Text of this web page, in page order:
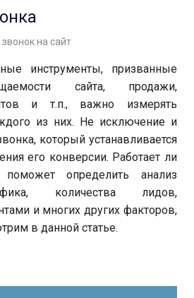
на сайт
инструменты, призванные
сайта, продажи,
и т.п., важно измерять
из них. Не исключение и
который устанавливается
его конверсии. Работает ли
определить анализ
количества лидов,
и многих других факторов,
в данной статье.